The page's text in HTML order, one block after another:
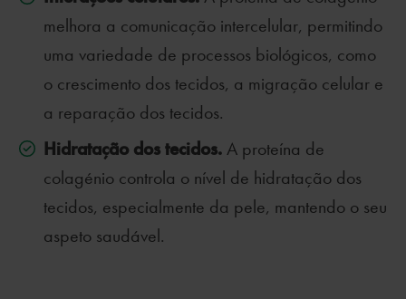
melhora a comunicação intercelular, permitindo
uma variedade de processos biológicos, como
o crescimento dos tecidos, a migração celular e
a reparação dos tecidos.
Hidratação dos tecidos. A proteína de
colagénio controla o nível de hidratação dos
tecidos, especialmente da pele, mantendo o seu
aspeto saudável.